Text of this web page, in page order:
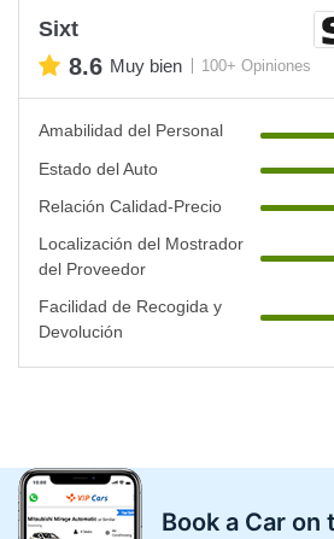
Sixt
8.6 Muy bien 100+ Opiniones
Amabilidad del Personal
Estado del Auto
Relación Calidad-Precio
Localización del Mostrador
del Proveedor
Facilidad de Recogida y
Devolución
Book a Car on